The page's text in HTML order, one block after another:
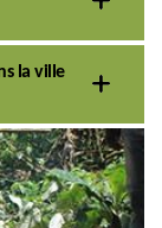
la ville